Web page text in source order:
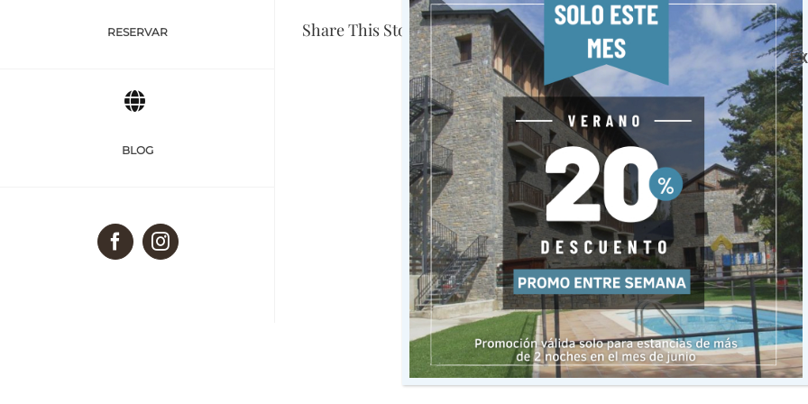
RESERVAR
BLOG
FacebookInstagram
Share This Story, Choose Your Platform!